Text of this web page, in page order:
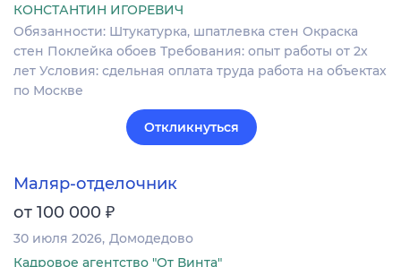
КОНСТАНТИН ИГОРЕВИЧ
Обязанности: Штукатурка, шпатлевка стен Окраска
стен Поклейка обоев Требования: опыт работы от 2х
лет Условия: сдельная оплата труда работа на объектах
по Москве
Откликнуться
Маляр-отделочник
от 100 000 ₽
30 июля 2026 Домодедово
Кадровое агентство "От Винта"